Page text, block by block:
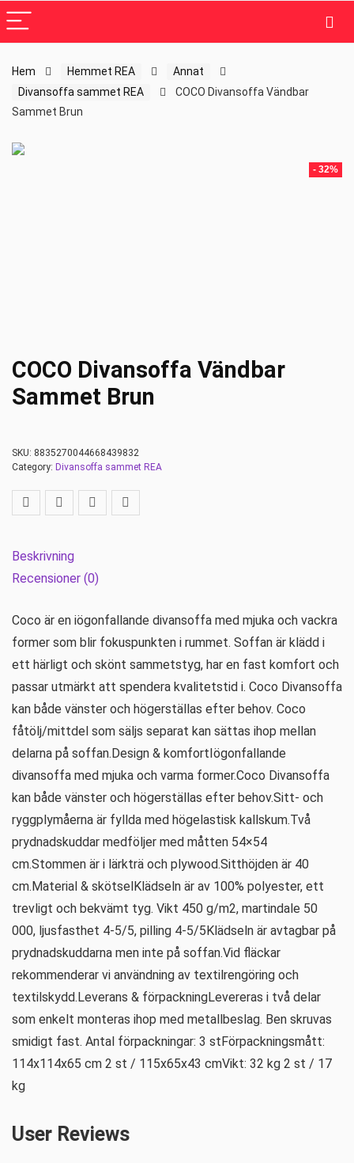
Hem Hemmet REA
Annat
Divansoffa sammet REA
COCO Divansoffa Vändbar
Sammet Brun
- 32%
COCO Divansoffa Vändbar
Sammet Brun
SKU: 8835270044668439832
Category: Divansoffa sammet REA
Beskrivning
Recensioner (0)
Coco är en iögonfallande divansoffa med mjuka och vackra
former som blir fokuspunkten i rummet. Soffan är klädd i
ett härligt och skönt sammetstyg, har en fast komfort och
passar utmärkt att spendera kvalitetstid i. Coco Divansoffa
kan både vänster och högerställas efter behov. Coco
fåtölj/mittdel som säljs separat kan sättas ihop mellan
delarna på soffan.Design & komfortIögonfallande
divansoffa med mjuka och varma former.Coco Divansoffa
kan både vänster och högerställas efter behov.Sitt- och
ryggplymåerna är fyllda med högelastisk kallskum.Två
prydnadskuddar medföljer med måtten 54×54
cm.Stommen är i lärkträ och plywood.Sitthöjden är 40
cm.Material & skötselKlädseln är av 100% polyester, ett
trevligt och bekvämt tyg. Vikt 450 g/m2, martindale 50
000, ljusfasthet 4-5/5, pilling 4-5/5Klädseln är avtagbar på
prydnadskuddarna men inte på soffan.Vid fläckar
rekommenderar vi användning av textilrengöring och
textilskydd.Leverans & förpackningLevereras i två delar
som enkelt monteras ihop med metallbeslag. Ben skruvas
smidigt fast. Antal förpackningar: 3 stFörpackningsmått:
114x114x65 cm 2 st / 115x65x43 cmVikt: 32 kg 2 st / 17
kg
User Reviews